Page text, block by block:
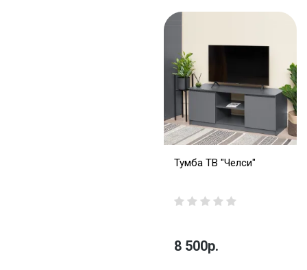
Тумба ТВ "Челси"
8 500р.